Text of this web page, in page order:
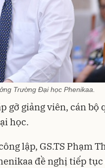
Trường Đại học Phenikaa.
gỡ giảng viên, cán bộ
học.
lập, GS.TS Phạm
đề nghị tiếp tục